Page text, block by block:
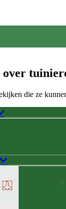
over
die ze